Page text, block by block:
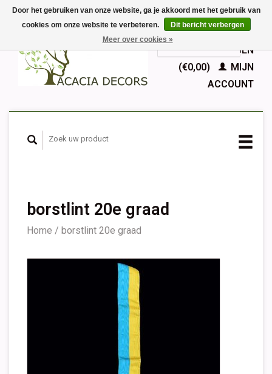
EUR
GBPNederlands
Deutsch
English
Français
WINKELWAGEN
(€0,00)
MIJN
ACCOUNT
borstlint 20e graad
Home / borstlint 20e graad
Door het gebruiken van onze website, ga je akkoord met het gebruik van
cookies om onze website te verbeteren.
Dit bericht verbergen
Meer over cookies »